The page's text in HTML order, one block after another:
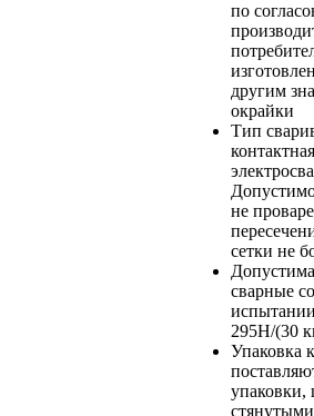
по
другим
окрайки
Тип
контактная
не
сетки не
сварные
295Н/(30
Упаковка
упаковки,
стянутыми